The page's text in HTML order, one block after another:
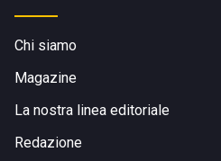
Chi siamo
Magazine
La nostra linea editoriale
Redazione